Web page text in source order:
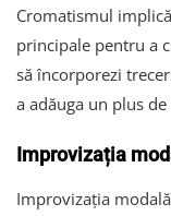
Cromatismul
principale pentru a
să încorporezi
a adăuga un plus
Improvizația
Improvizația